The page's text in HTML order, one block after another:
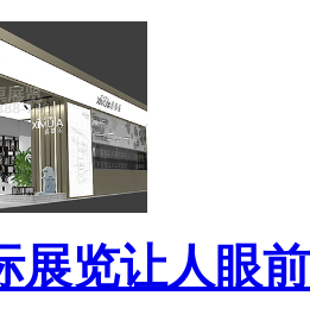
展览让人眼